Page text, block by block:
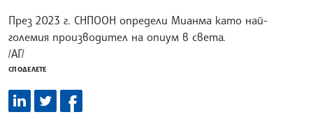
През 2023 г. СНПООН определи Мианма като най-
големия производител на опиум в света.
/АГ/
СПОДЕЛЕТЕ